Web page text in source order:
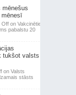
mēnešus
mēnesī
Offon Vakcinētie
pabalstu 20
tukšot valsts
on Valsts
stāsts